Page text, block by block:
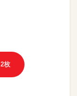
2枚